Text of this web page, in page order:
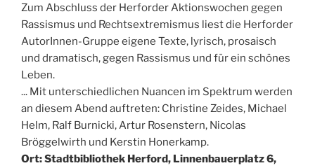
Zum Abschluss der Herforder Aktionswochen gegen
Rassismus und Rechtsextremismus liest die Herforder
AutorInnen-Gruppe eigene Texte, lyrisch, prosaisch
und dramatisch, gegen Rassismus und für ein schönes
Leben.
... Mit unterschiedlichen Nuancen im Spektrum werden
an diesem Abend auftreten: Christine Zeides, Michael
Helm, Ralf Burnicki, Artur Rosenstern, Nicolas
Bröggelwirth und Kerstin Honerkamp.
Ort: Stadtbibliothek Herford, Linnenbauerplatz 6,